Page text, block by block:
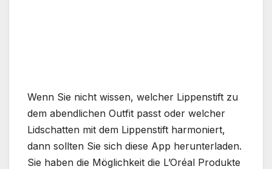
Wenn Sie nicht wissen, welcher Lippenstift zu
dem abendlichen Outfit passt oder welcher
Lidschatten mit dem Lippenstift harmoniert,
dann sollten Sie sich diese App herunterladen.
Sie haben die Möglichkeit die L’Oréal Produkte